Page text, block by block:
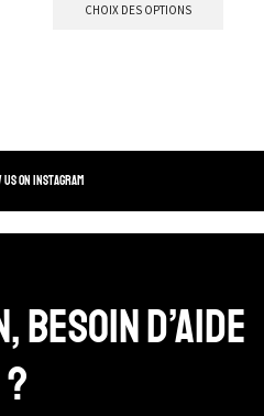
CHOIX DES OPTIONS
on instagram
Besoin d’aide
?